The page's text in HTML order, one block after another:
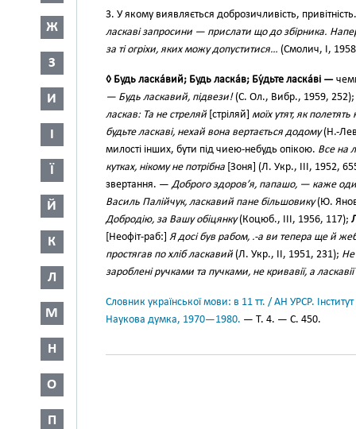
Ж
З
И
І
Ї
Й
К
Л
М
Н
О
П
3. У якому виявляється доброзичливість,
ласкаві запросини — прислати що до збірника.
за ті огріхи, яких можу допуститися… (Смолич, І,
◊ Будь ласка́вий; Будь ласка́в; Бу́дьте ласка́ві —
— Будь ласкавий, підвези!(С. Ол., Вибр., 1959, 252);
ласкав: Та не стреляй [стріляй] моїх утят, як полетять
будьте ласкаві, нехай вона вертається додому(Н.-
милості інших, бути під чиею-небудь опікою. Все на
кутках, нікому не потрібна [Зоня] (Л. Укр., III, 1952,
звертання. —Доброго здоров’я, папашо, — каже
Василь Палійчук, ласкавий пане більшовику(Ю.
Добродію, за Вашу обіцянку(Коцюб., III, 1956, 117);
[Неофіт-раб:] Я досі був рабом, .-а ви тепера ще й
простягав по хліб ласкавий (Л. Укр., II, 1951, 231); Не
зароблені ручками та пучками, не кривавії, а ласкавії
Словник української мови: в 11 тт. / АН УРСР.
Наукова думка, 1970—1980. — Т. 4. — С. 450.